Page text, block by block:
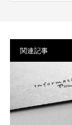
関連記事